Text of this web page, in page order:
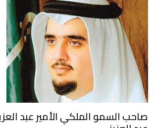
صاحب السمو الملكي الأمير عبد